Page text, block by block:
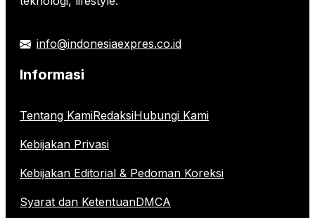
info@indonesiaexpres.co.id
Informasi
Tentang KamiRedaksiHubungi Kami
Kebijakan Privasi
Kebijakan Editorial & Pedoman Koreksi
Syarat dan KetentuanDMCA